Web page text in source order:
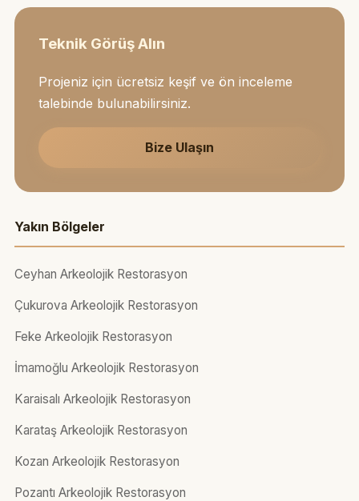
Teknik Görüş Alın
Projeniz için ücretsiz keşif ve ön inceleme
talebinde bulunabilirsiniz.
Bize Ulaşın
Yakın Bölgeler
Ceyhan Arkeolojik Restorasyon
Çukurova Arkeolojik Restorasyon
Feke Arkeolojik Restorasyon
İmamoğlu Arkeolojik Restorasyon
Karaisalı Arkeolojik Restorasyon
Karataş Arkeolojik Restorasyon
Kozan Arkeolojik Restorasyon
Pozantı Arkeolojik Restorasyon